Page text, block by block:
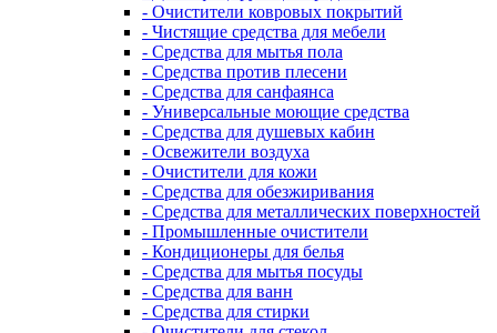
- Очистители ковровых покрытий
- Чистящие средства для мебели
- Средства для мытья пола
- Средства против плесени
- Средства для санфаянса
- Универсальные моющие средства
- Средства для душевых кабин
- Освежители воздуха
- Очистители для кожи
- Средства для обезжиривания
- Средства для металлических поверхностей
- Промышленные очистители
- Кондиционеры для белья
- Средства для мытья посуды
- Средства для ванн
- Средства для стирки